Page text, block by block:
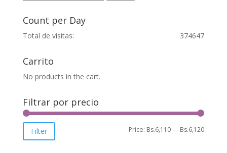
Count per Day
374647
Total de visitas:
Carrito
No products in the cart.
Filtrar por precio
Min
Max
Filter Price: Bs.6,110— Bs.6,120